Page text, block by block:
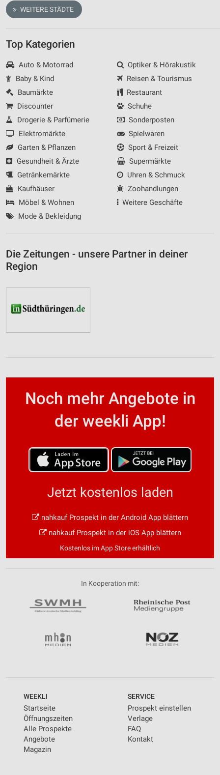
WEITERE STÄDTE
Top Kategorien
Auto & Motorrad
Baby & Kind
Baumärkte
Discounter
Drogerie & Parfümerie
Elektromärkte
Garten & Pflanzen
Gesundheit & Ärzte
Getränkemärkte
Kaufhäuser
Möbel & Wohnen
Mode & Bekleidung
Optiker & Hörakustik
Reisen & Tourismus
Restaurant
Schuhe
Sonderposten
Spielwaren
Sport & Freizeit
Supermärkte
Uhren & Schmuck
Zoohandlungen
Weitere Geschäfte
Die Zeitungen - unsere Partner in deiner
Region
Noch mehr Angebote in
der weekli App!
Jetzt kostenlos laden
nahkauf Prospekt in der Android App blättern
nahkauf Prospekt in der iOS App blättern
Kostenlos im App Store erhältlich
In Kooperation mit:
WEEKLI
Startseite
Öffnungszeiten
Alle Prospekte
Angebote
Magazin
SERVICE
Prospekt einstellen
Verlage
FAQ
Kontakt